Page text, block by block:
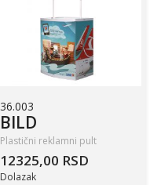
36.003
BILD
Plastični reklamni pult
12325,00 RSD
Dolazak